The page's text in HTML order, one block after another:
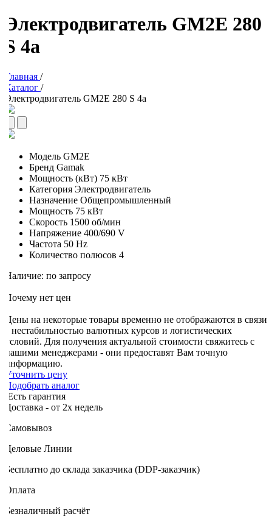
GM2E 280
4a
/
/
GM2E 280 S 4a
Модель GM2E
Бренд Gamak
Мощность (кВт) 75 кВт
Категория Электродвигатель
Назначение Общепромышленный
Мощность 75 кВт
Скорость 1500 об/мин
Напряжение 400/690 V
Частота 50 Hz
Количество полюсов 4
по запросу
нет цен
на некоторые товары временно не отображаются в связи
нестабильностью валютных курсов и логистических
Для получения актуальной стоимости свяжитесь с
менеджерами - они предоставят Вам точную
цену
аналог
гарантия
- от 2х недель
Линии
до склада заказчика (DDP-заказчик)
расчёт